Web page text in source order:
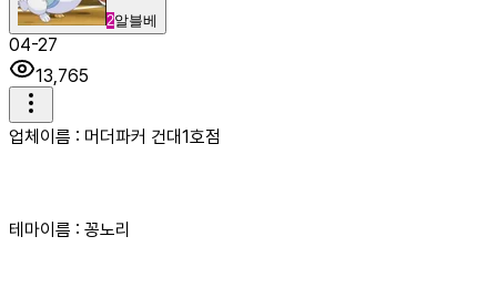
2알블베
04-27
13,765
업체이름 : 머더파커 건대1호점
테마이름 : 꽁노리